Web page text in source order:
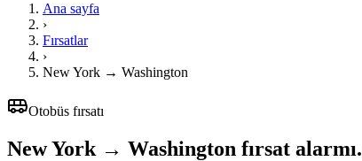
Ana sayfa
›
Fırsatlar
›
New York → Washington
Otobüs fırsatı
New York → Washington fırsat alarmı.